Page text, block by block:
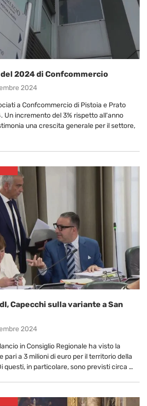
2024 di Confcommercio
2024
a Confcommercio di Pistoia e Prato
Un incremento del 3% rispetto all'anno
una crescita generale per il settore,
Capecchi sulla variante a San
2024
in Consiglio Regionale ha visto la
pari a 3 milioni di euro per il territorio della
questi, in particolare, sono previsti circa …